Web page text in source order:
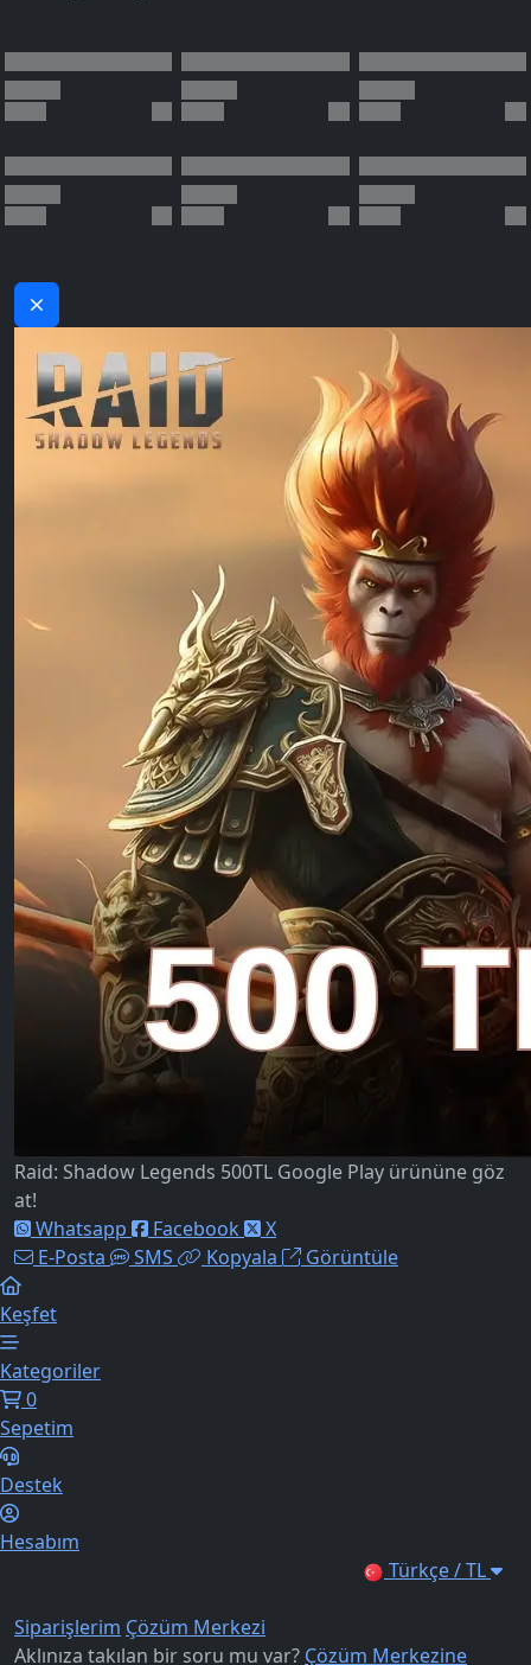
Raid: Shadow Legends 500TL Google Play ürününe göz
at!
Whatsapp
Facebook
X
E-Posta
SMS Kopyala Görüntüle
Keşfet
Kategoriler
0
Sepetim
Destek
Hesabım
Türkçe / TL
Siparişlerim Çözüm Merkezi
Aklınıza takılan bir soru mu var? Çözüm Merkezine